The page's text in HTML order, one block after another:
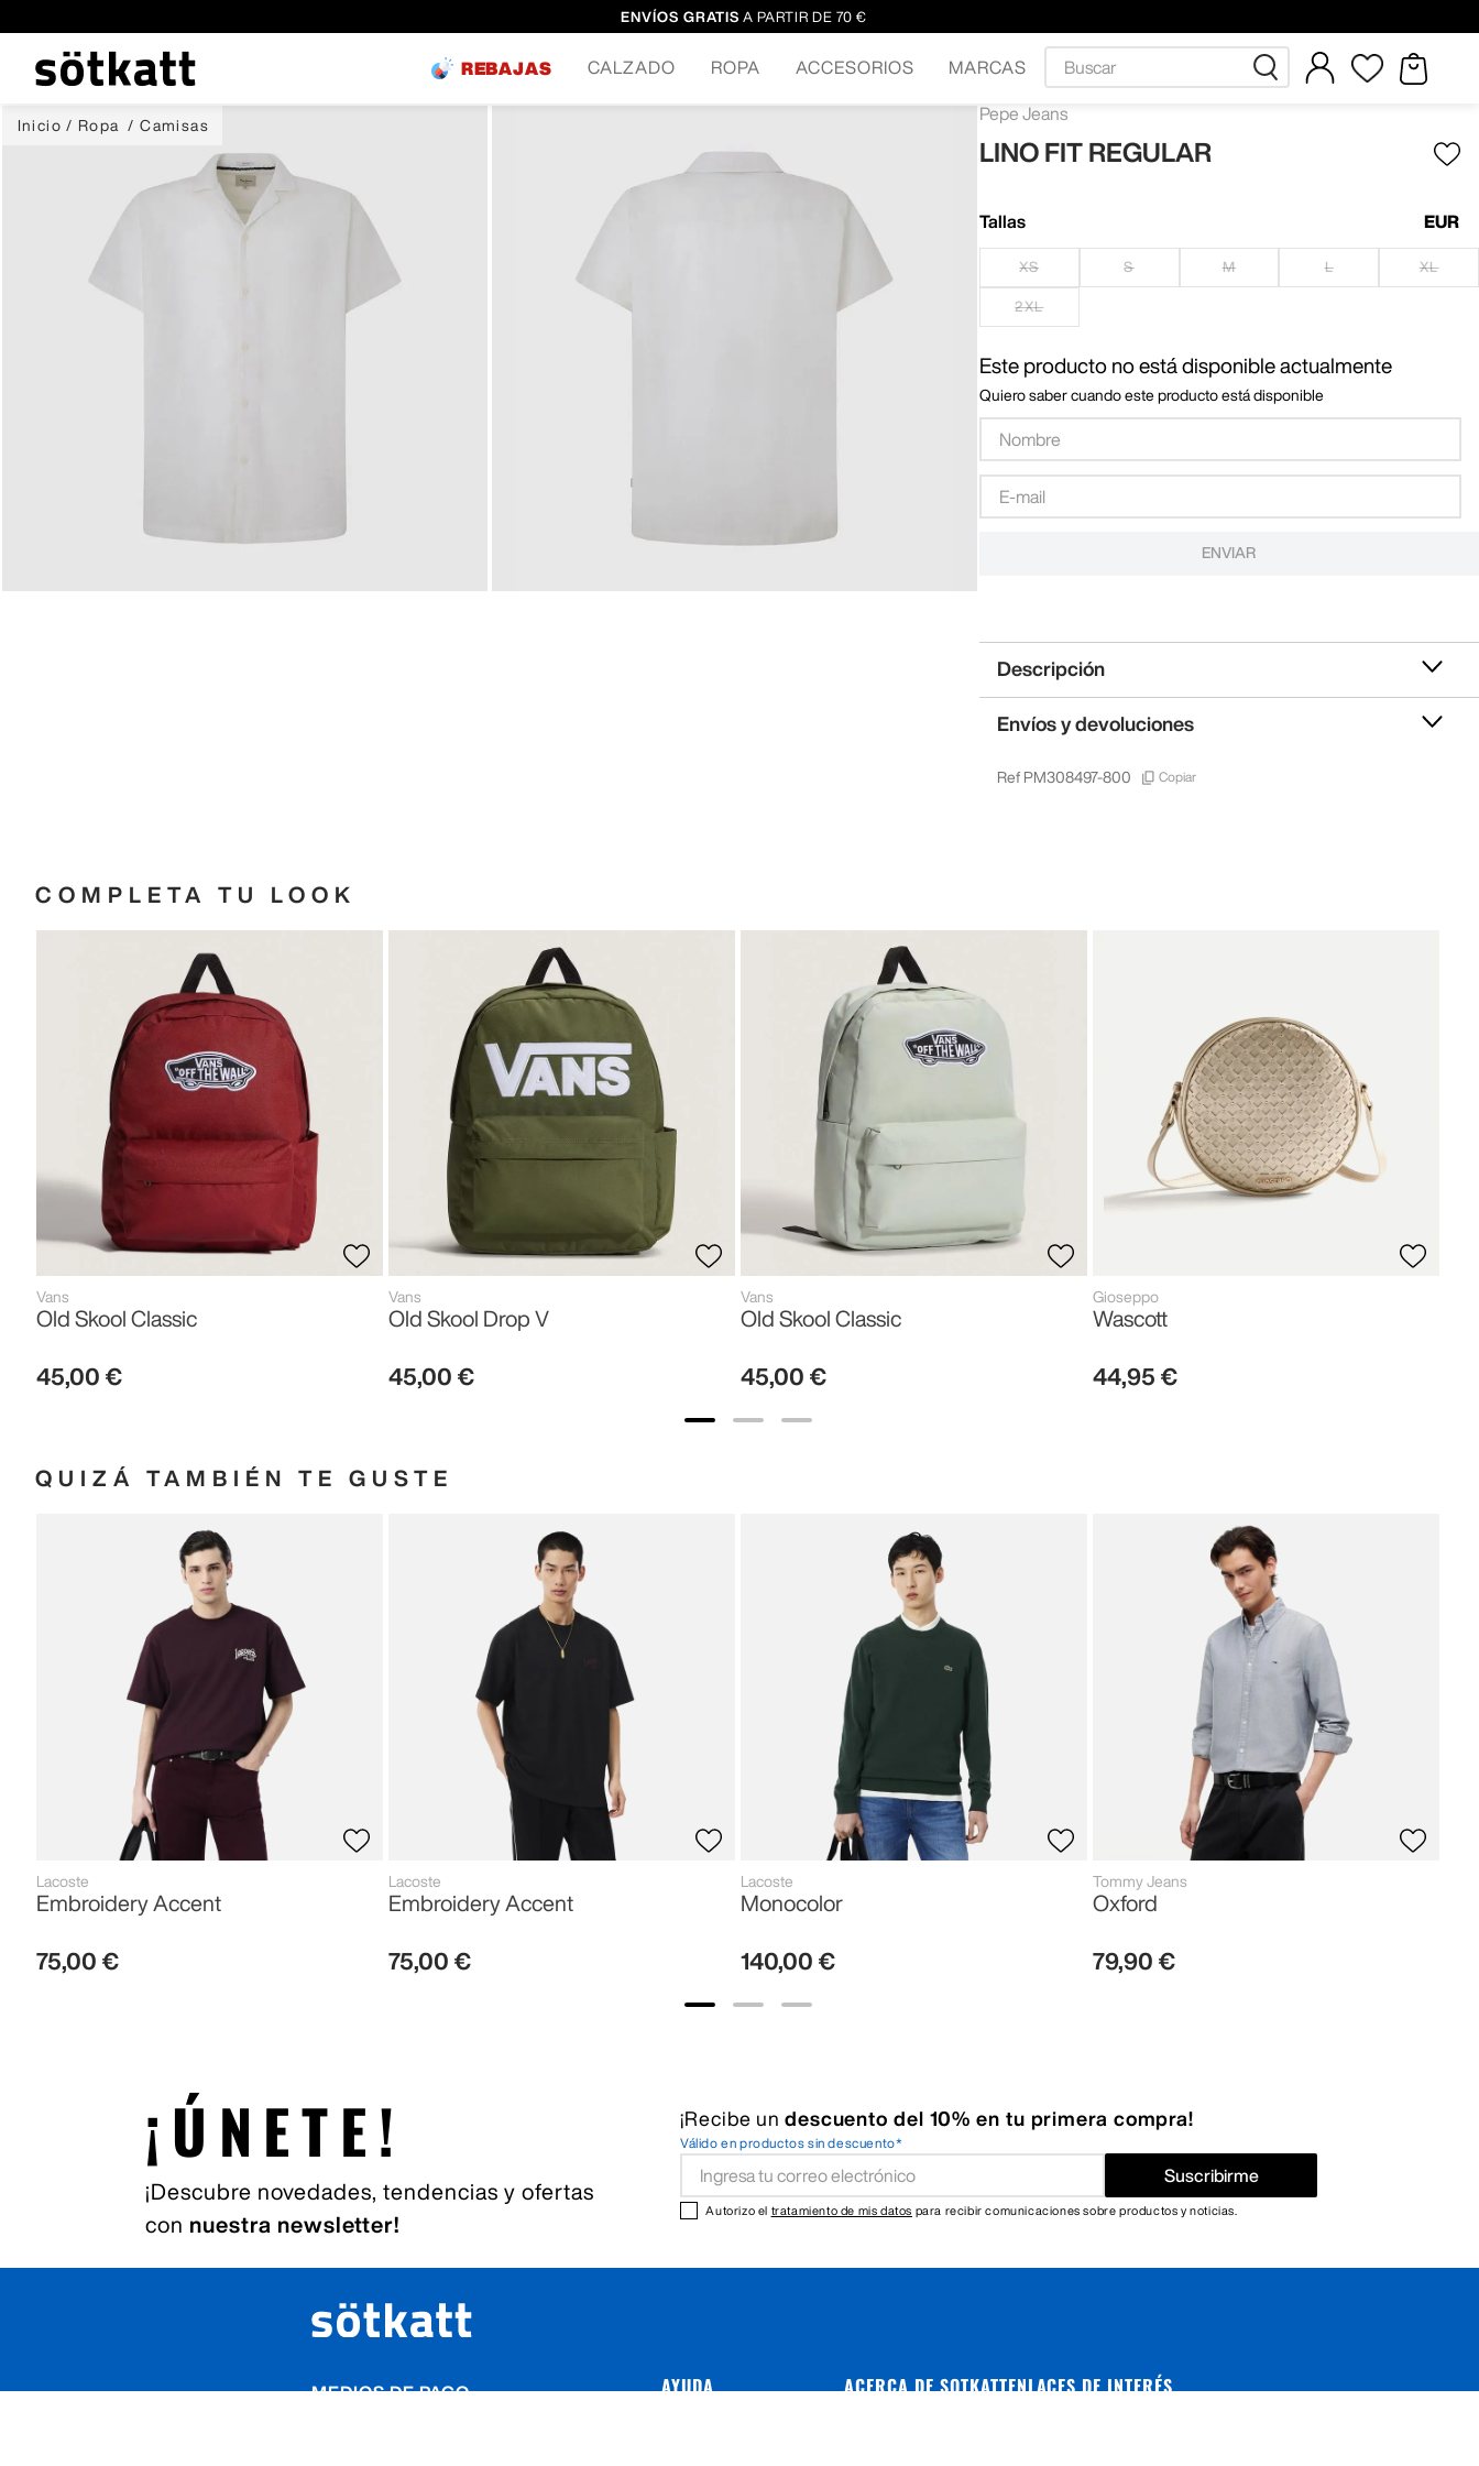
ENVÍOS GRATIS A PARTIR DE 70 €
REBAJAS CALZADO ROPA ACCESORIOS MARCAS
Ropa Camisas
Pepe Jeans
LINO FIT REGULAR
Tallas EUR
XS S M L XL
2XL
Este producto no está disponible actualmente
Quiero saber cuando este producto está disponible
ENVIAR
Descripción
Envíos y devoluciones
Ref PM308497-800 Copiar
COMPLETA TU LOOK
Vans
Old Skool Classic
45,00 €
Vans
Old Skool Drop V
45,00 €
Vans
Old Skool Classic
45,00 €
Gioseppo
Wascott
44,95 €
QUIZÁ TAMBIÉN TE GUSTE
Lacoste
Embroidery Accent
75,00 €
Lacoste
Embroidery Accent
75,00 €
Lacoste
Monocolor
140,00 €
Tommy Jeans
Oxford
79,90 €
¡ÚNETE!
¡Descubre novedades, tendencias y ofertas
con nuestra newsletter!
¡Recibe un descuento del 10% en tu primera compra!
Válido en productos sin descuento*
Suscribirme
Autorizo el tratamiento de mis datos para recibir comunicaciones sobre productos y noticias.
MEDIOS DE PAGO AYUDA ACERCA DE SOTKATTENLACES DE INTERÉS